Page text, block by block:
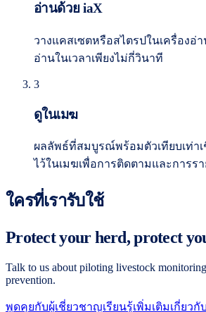
อ่านด้วย iaX
วางแคสเซตหรือสไตรปในเครื่องอ่
อ่านในเวลาเพียงไม่กี่วินาที
3
ดูในเมฆ
ผลลัพธ์ที่สมบูรณ์พร้อมตัวเทียบเท่า
ไว้ในเมฆเพื่อการติดตามและการร
ใครที่เรารับใช้
Protect your herd, protect
Talk to us about piloting livestock
prevention.
พูดคุยกับผู้เชี่ยวชาญเรียนรู้เพิ่มเติมเกี่ยวกั